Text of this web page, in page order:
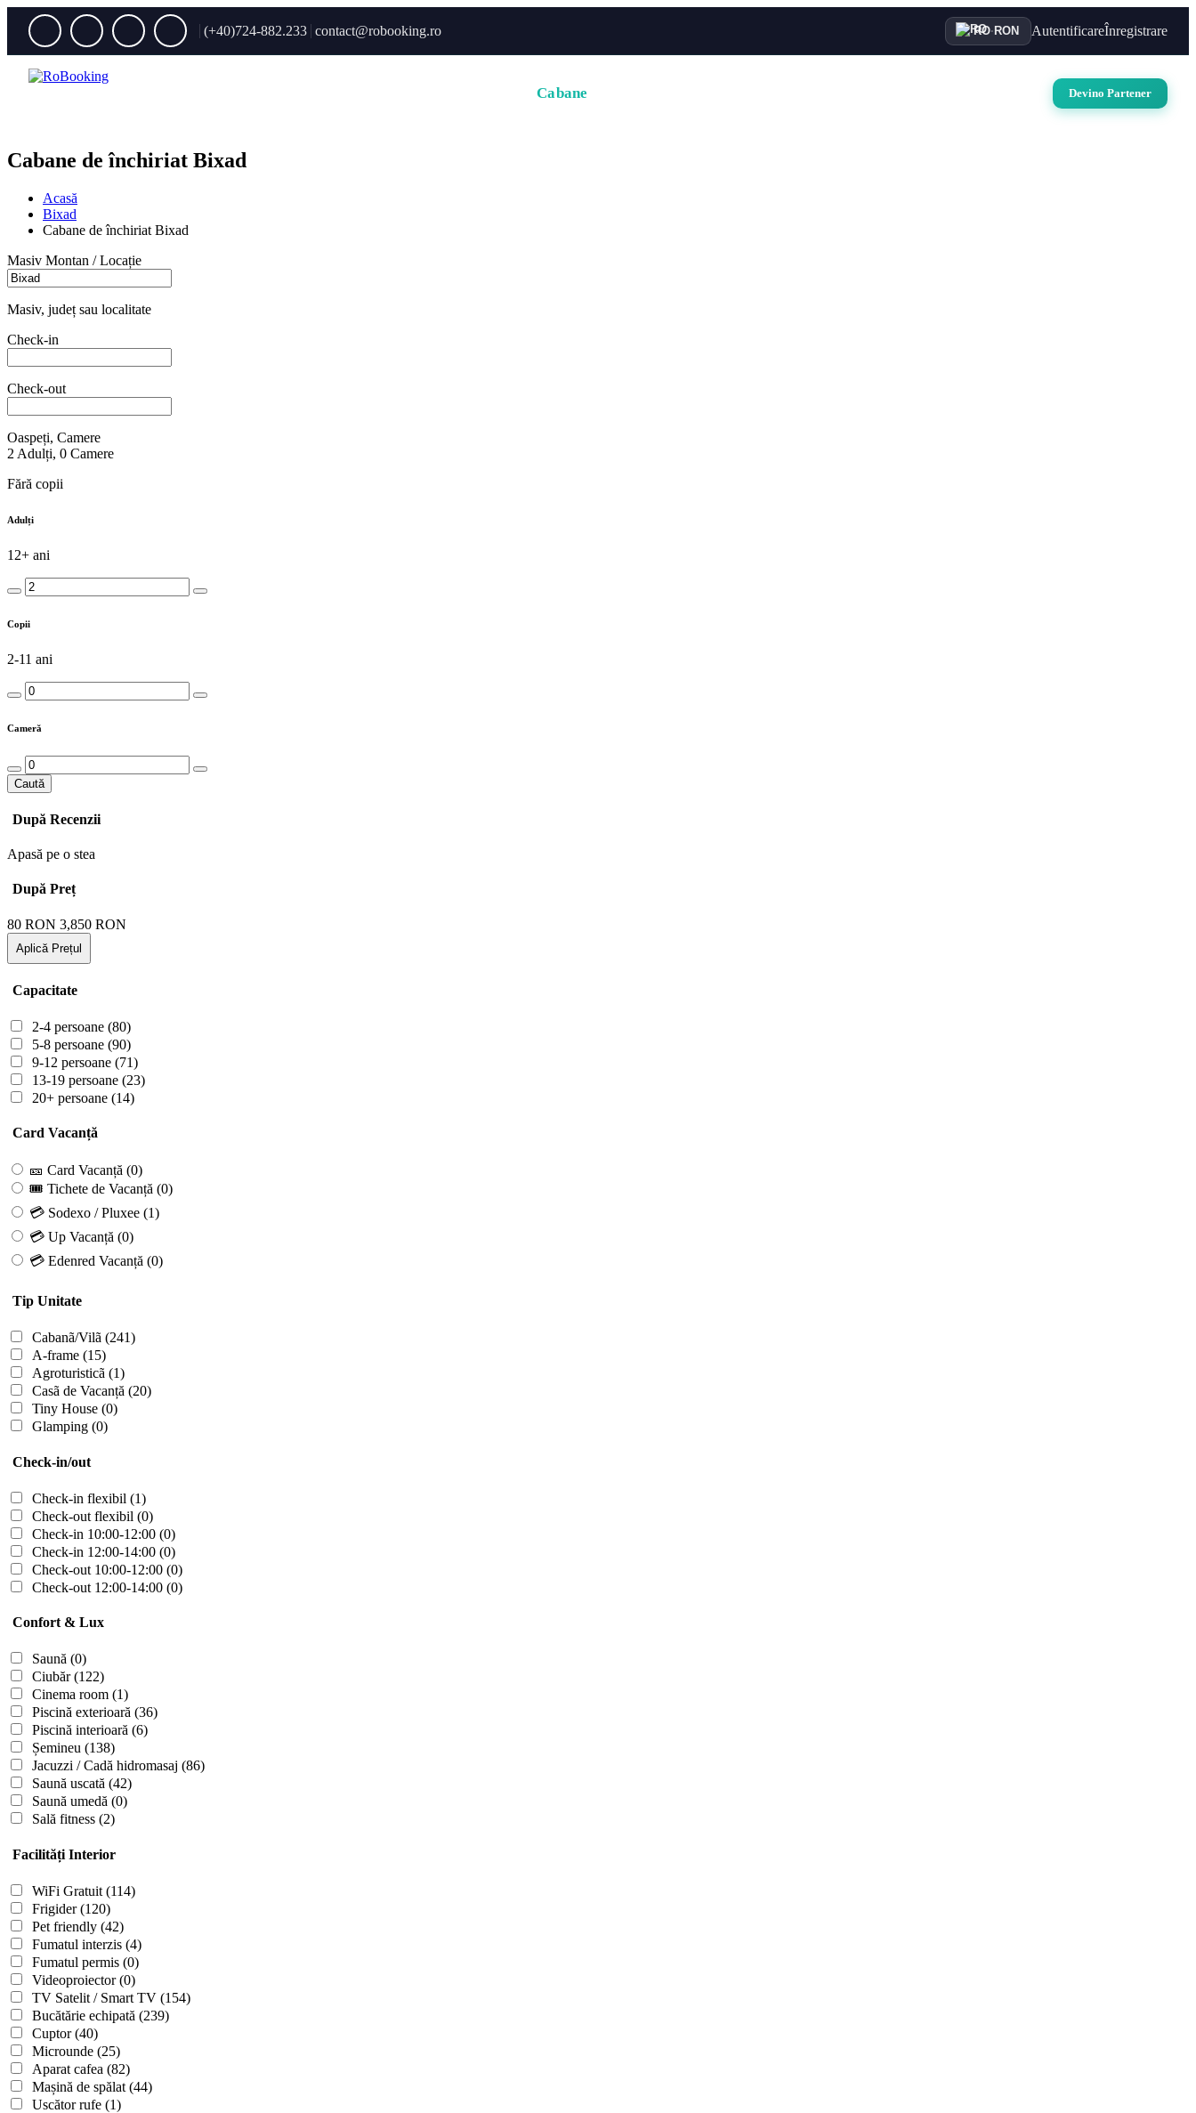
(+40)724-882.233 contact@robooking.ro RO· RON AutentificareÎnregistrare
Cabane Devino Partener
Cabane de închiriat Bixad
Acasă
Bixad
Cabane de închiriat Bixad
Masiv Montan / Locație
Masiv, județ sau localitate
Check-in
Check-out
Oaspeți, Camere
2 Adulți, 0 Camere
Fără copii
Adulți
12+ ani
Copii
2-11 ani
Cameră
Caută
După Recenzii
Apasă pe o stea
După Preț
80 RON 3,850 RON
Aplică Prețul
Capacitate
2-4 persoane (80)
5-8 persoane (90)
9-12 persoane (71)
13-19 persoane (23)
20+ persoane (14)
Card Vacanță
🎫 Card Vacanță (0)
🎟 Tichete de Vacanță (0)
💳 Sodexo / Pluxee (1)
💳 Up Vacanță (0)
💳 Edenred Vacanță (0)
Tip Unitate
Cabanã/Vilã (241)
A-frame (15)
Agroturisticã (1)
Casã de Vacanță (20)
Tiny House (0)
Glamping (0)
Check-in/out
Check-in flexibil (1)
Check-out flexibil (0)
Check-in 10:00-12:00 (0)
Check-in 12:00-14:00 (0)
Check-out 10:00-12:00 (0)
Check-out 12:00-14:00 (0)
Confort & Lux
Saună (0)
Ciubăr(122)
Cinema room (1)
Piscină exterioară (36)
Piscină interioară (6)
Șemineu (138)
Jacuzzi / Cadă hidromasaj (86)
Saună uscată (42)
Saună umedă (0)
Sală fitness (2)
Facilități Interior
WiFi Gratuit (114)
Frigider(120)
Pet friendly (42)
Fumatul interzis (4)
Fumatul permis (0)
Videoproiector(0)
TV Satelit / Smart TV (154)
Bucătărie echipată (239)
Cuptor(40)
Microunde (25)
Aparat cafea (82)
Mașină de spălat (44)
Uscător rufe (1)